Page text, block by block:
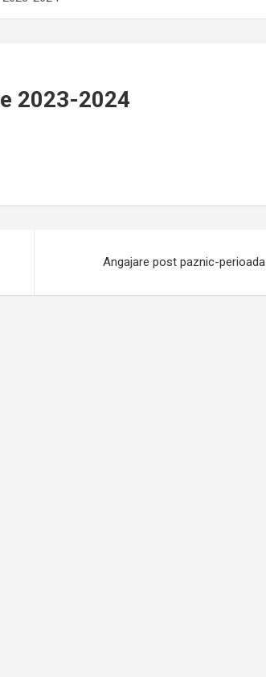
2023-2024
Angajare post paznic-